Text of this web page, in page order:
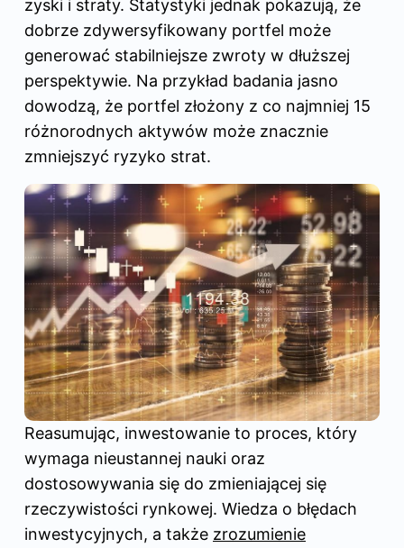
zyski i straty. Statystyki jednak pokazują, że
dobrze zdywersyfikowany portfel może
generować stabilniejsze zwroty w dłuższej
perspektywie. Na przykład badania jasno
dowodzą, że portfel złożony z co najmniej 15
różnorodnych aktywów może znacznie
zmniejszyć ryzyko strat.
Reasumując, inwestowanie to proces, który
wymaga nieustannej nauki oraz
dostosowywania się do zmieniającej się
rzeczywistości rynkowej. Wiedza o błędach
inwestycyjnych, a także zrozumienie